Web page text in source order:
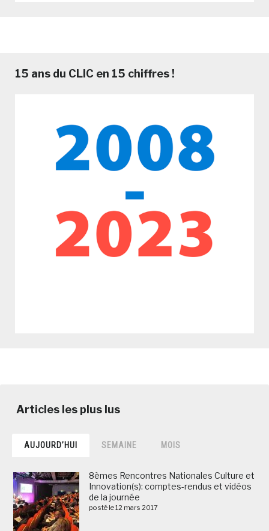
15 ans du CLIC en 15 chiffres !
AUJOURD’HUI SEMAINE MOIS
8èmes Rencontres Nationales Culture et
Innovation(s): comptes-rendus et vidéos
de la journée
posté le 12 mars 2017